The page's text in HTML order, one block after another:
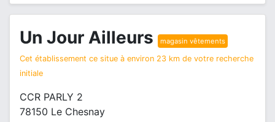
Un Jour Ailleurs magasin vêtements
Cet établissement ce situe à environ 23 km de votre recherche
initiale
CCR PARLY 2
78150 Le Chesnay